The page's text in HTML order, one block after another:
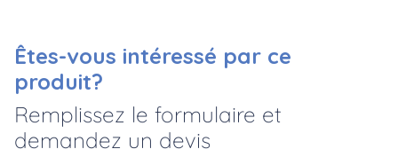
Êtes-vous intéressé par ce
produit?
Remplissez le formulaire et
demandez un devis